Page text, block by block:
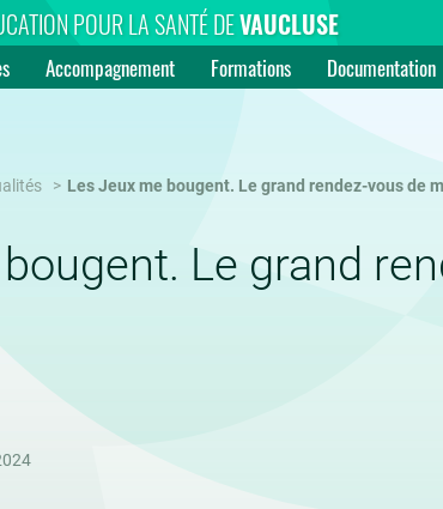
POUR LA SANTÉ DEVAUCLUSE
Accompagnement Formations Documentation
Les Jeux me bougent. Le grand rendez-vous de
Le grand